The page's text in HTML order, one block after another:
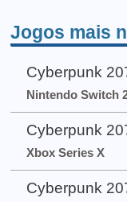
Jogos mais
Cyberpunk
Nintendo Switch
Cyberpunk
Xbox Series X
Cyberpunk